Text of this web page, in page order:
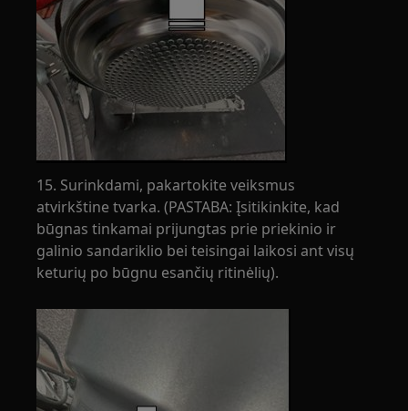
15. Surinkdami, pakartokite veiksmus
atvirkštine tvarka. (PASTABA: Įsitikinkite, kad
būgnas tinkamai prijungtas prie priekinio ir
galinio sandariklio bei teisingai laikosi ant visų
keturių po būgnu esančių ritinėlių).